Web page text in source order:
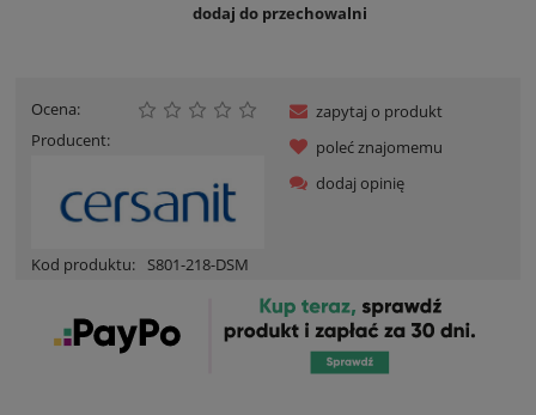
dodaj do przechowalni
Ocena:
Producent:
Kod produktu: S801-218-DSM
zapytaj o produkt
poleć znajomemu
dodaj opinię